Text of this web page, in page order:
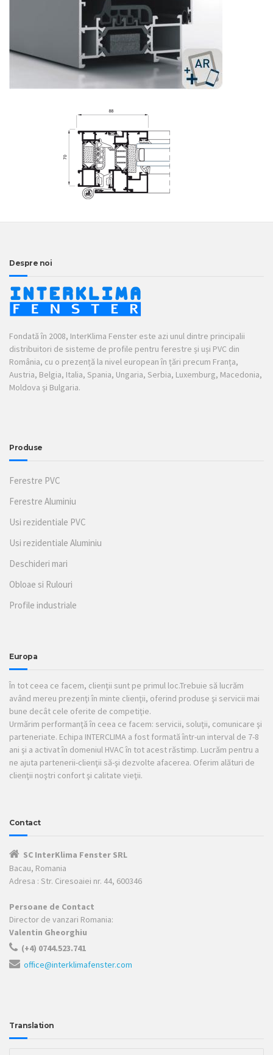
Despre noi
Fondată în 2008, InterKlima Fenster este azi unul dintre principalii
distribuitori de sisteme de profile pentru ferestre și uși PVC din
România, cu o prezență la nivel european în țări precum Franța,
Austria, Belgia, Italia, Spania, Ungaria, Serbia, Luxemburg, Macedonia,
Moldova și Bulgaria.
Produse
Ferestre PVC
Ferestre Aluminiu
Usi rezidentiale PVC
Usi rezidentiale Aluminiu
Deschideri mari
Obloae si Rulouri
Profile industriale
Europa
În tot ceea ce facem, clienţii sunt pe primul loc.Trebuie să lucrăm
având mereu prezenţi în minte clienţii, oferind produse şi servicii mai
bune decât cele oferite de competiţie.
Urmărim performanţă în ceea ce facem: servicii, soluţii, comunicare şi
parteneriate. Echipa INTERCLIMA a fost formată într-un interval de 7-8
ani şi a activat în domeniul HVAC în tot acest răstimp. Lucrăm pentru a
ne ajuta partenerii-clienţii să-şi dezvolte afacerea. Oferim alături de
clienţii noştri confort şi calitate vieţii.
Contact
SC InterKlima Fenster SRL
Bacau, Romania
Adresa : Str. Ciresoaiei nr. 44, 600346
Persoane de Contact
Director de vanzari Romania:
Valentin Gheorghiu
(+4) 0744.523.741
office@interklimafenster.com
Translation